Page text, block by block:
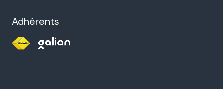
Adhérents